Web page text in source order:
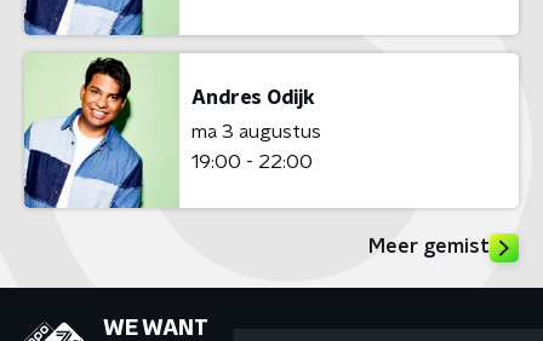
Andres Odijk
ma 3 augustus
19:00 - 22:00
Meer gemist
WE WANT